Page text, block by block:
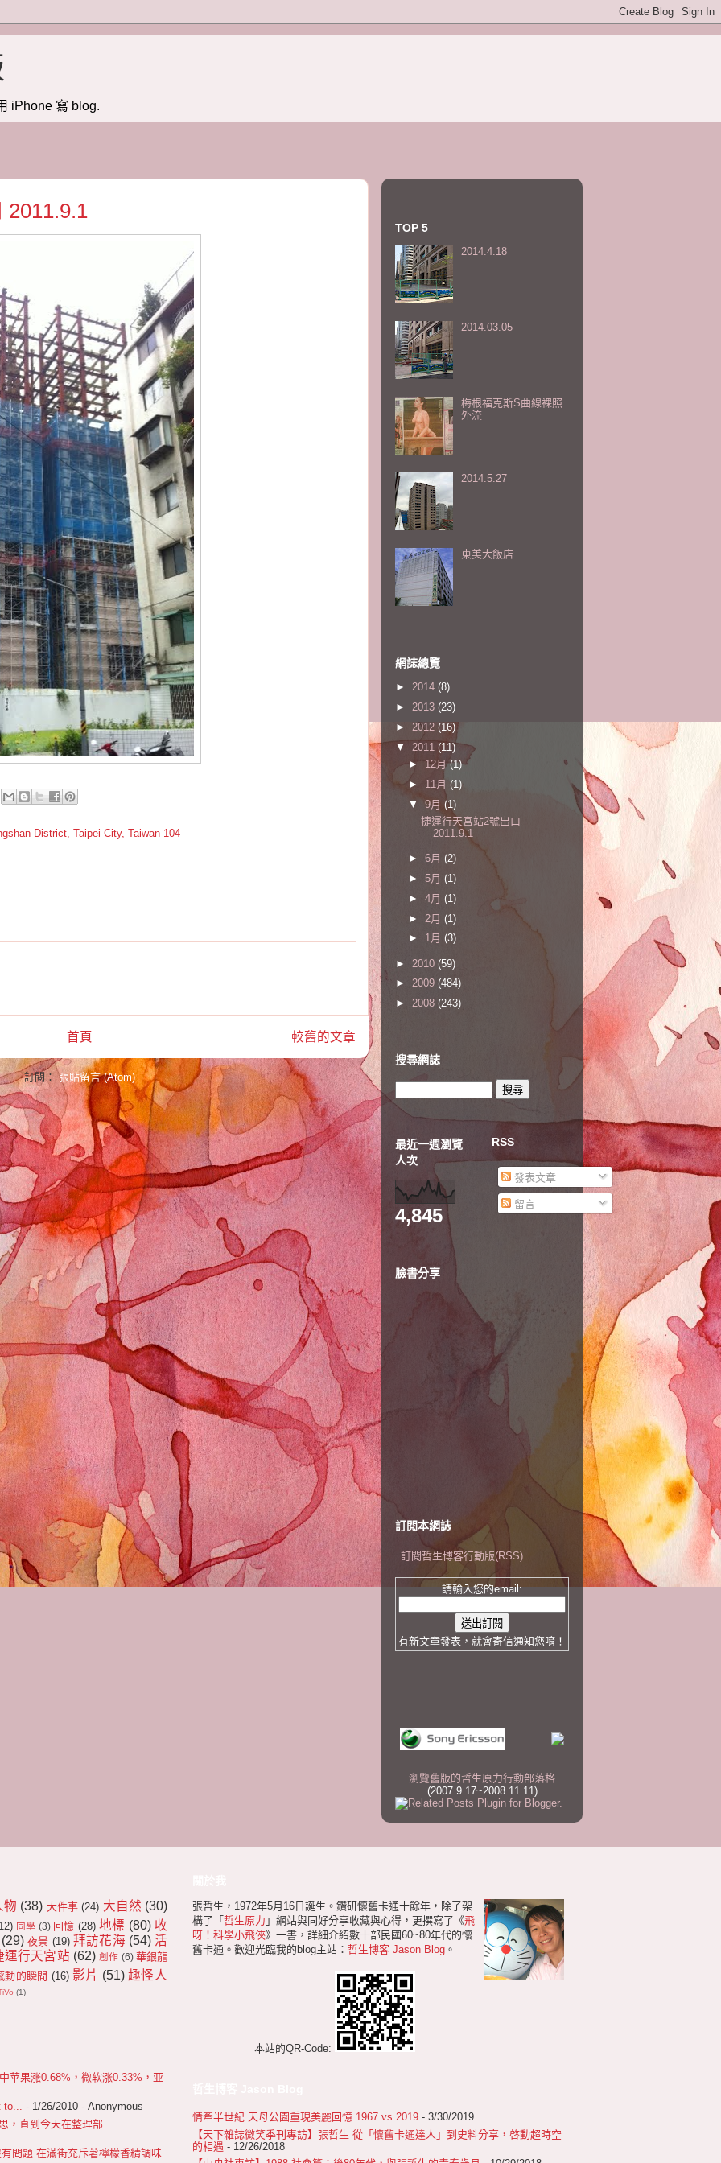
iPhone 寫 blog.
2011.9.1
District, Taipei City, Taiwan 104
較舊的文章
首頁
訂閱：張貼留言 (Atom)
TOP 5
2014.4.18
2014.03.05
梅根福克斯S曲線裸照
外流
2014.5.27
東美大飯店
網誌總覽
► 2014 (8)
► 2013 (23)
► 2012 (16)
▼ 2011 (11)
► 12月(1)
► 11月 (1)
▼ 9月 (1)
捷運行天宮站2號出口
2011.9.1
► 6月 (2)
► 5月 (1)
► 4月 (1)
► 2月 (1)
► 1月 (3)
► 2010 (59)
► 2009 (484)
► 2008 (243)
搜尋網誌
最近一週瀏覽
人次
4,845
RSS
發表文章
留言
臉書分享
訂閱本網誌
訂閱哲生博客行動版(RSS)
請輸入您的email:
有新文章發表，就會寄信通知您唷！
瀏覽舊版的哲生原力行動部落格
(2007.9.17~2008.11.11)
物 (38) 大件事 (24) 大自然 (30)
同學 (3) 回憶 (28) 地標 (80) 收
(29) 夜景 (19) 拜訪花海 (54) 活
運行天宮站 (62) 創作 (6) 華銀龍
動的瞬間 (16) 影片 (51) 趣怪人
(1)
苹果涨0.68%，微软涨0.33%，亚
to... - 1/26/2010 - Anonymous
，直到今天在整理部
問題 在滿街充斥著檸檬香精調味
張哲生，1972年5月16日誕生。鑽研懷舊卡通十餘年，除了架
構了「 哲生原力 」網站與同好分享收藏與心得，更撰寫了《飛
呀！科學小飛俠》一書，詳細介紹數十部民國60~80年代的懷
舊卡通。歡迎光臨我的blog主站： 哲生博客 Jason Blog 。
本站的QR-Code:
情牽半世紀 天母公園重現美麗回憶 1967 vs 2019 - 3/30/2019
【天下雜誌微笑季刊專訪】張哲生 從「懷舊卡通達人」到史料分享，啓動超時空
的相遇 - 12/26/2018